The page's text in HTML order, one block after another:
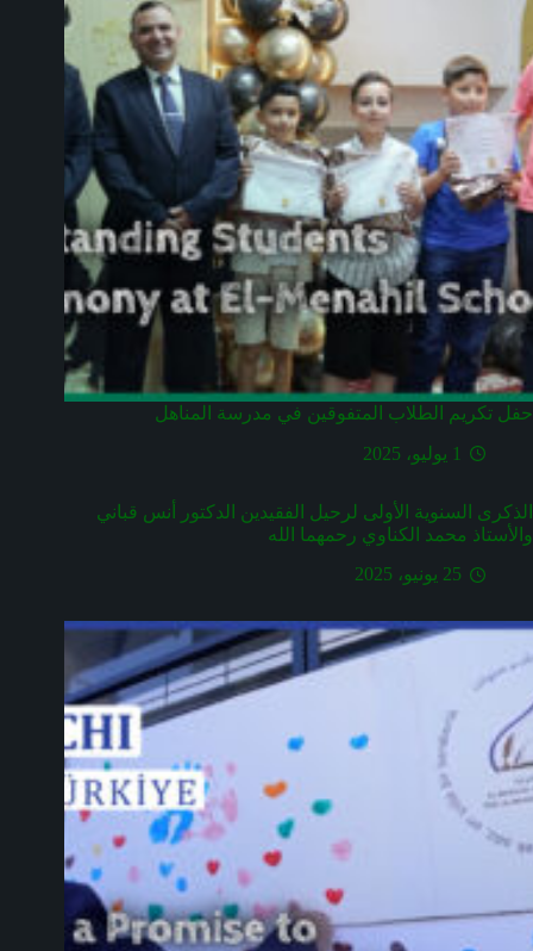
حفل تكريم الطلاب المتفوقين في مدرسة المناهل
1 يوليو، 2025
الذكرى السنوية الأولى لرحيل الفقيدين الدكتور أنس قباني
والأستاذ محمد الكناوي رحمهما الله
25 يونيو، 2025